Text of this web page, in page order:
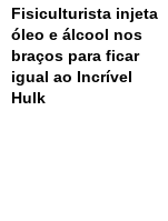
Fisiculturista injeta
óleo e álcool nos
braços para ficar
igual ao Incrível
Hulk